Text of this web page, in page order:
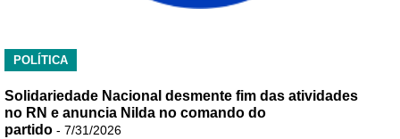
POLÍTICA
Solidariedade Nacional desmente fim das atividades
no RN e anuncia Nilda no comando do
partido - 7/31/2026